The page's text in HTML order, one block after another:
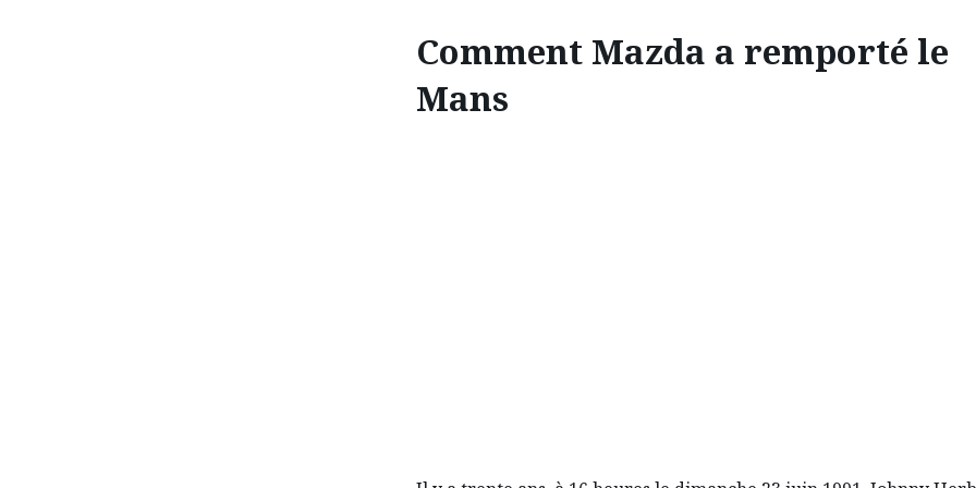
Comment Mazda a remporté le
Mans